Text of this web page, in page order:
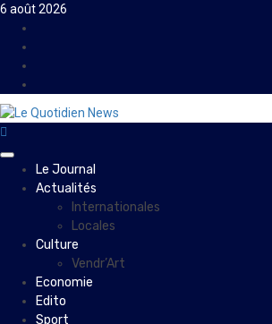
Skip
content
6 août 2026
PrimaryLe Journal
Actualités
Internationales
Locales
Culture
Vendr’Art
Economie
Edito
Sport